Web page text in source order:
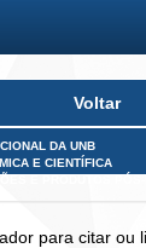
Voltar
DA UNB
E CIENTÍFICA
para citar ou